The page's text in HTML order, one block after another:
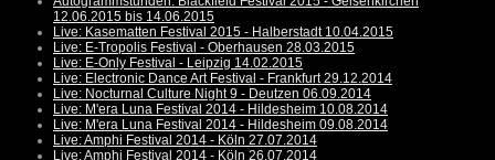
12.06.2015 bis 14.06.2015
Live: Kasematten Festival 2015 - Halberstadt 10.04.2015
Live: E-Tropolis Festival - Oberhausen 28.03.2015
Live: E-Only Festival - Leipzig 14.02.2015
Live: Electronic Dance Art Festival - Frankfurt 29.12.2014
Live: Nocturnal Culture Night 9 - Deutzen 06.09.2014
Live: M'era Luna Festival 2014 - Hildesheim 10.08.2014
Live: M'era Luna Festival 2014 - Hildesheim 09.08.2014
Live: Amphi Festival 2014 - Köln 27.07.2014
Live: Amphi Festival 2014 - Köln 26.07.2014